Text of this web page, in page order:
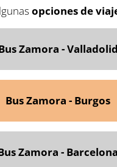
opciones de
Zamora -
Bus Zamora - Burgos
Zamora - Barcelona